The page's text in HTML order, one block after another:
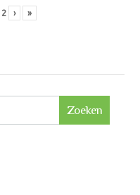
2 › »
Zoeken